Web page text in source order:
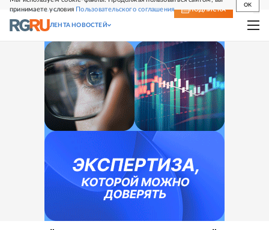
принимаете условия Пользовательского соглашения
OK
СВЕЖИЙ НОМЕР ПОДПИСКА
ЛЕНТА НОВОСТЕЙ